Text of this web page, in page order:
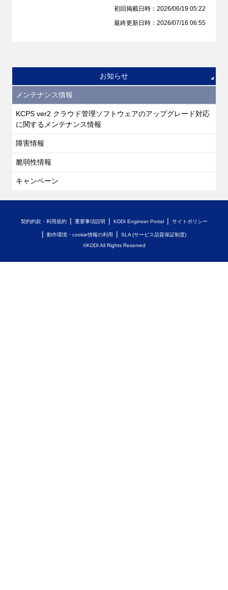
初回掲載日時：2026/06/19 05:22
最終更新日時：2026/07/16 06:55
お知らせ
メンテナンス情報
KCPS ver2 クラウド管理ソフトウェアのアップグレード対応
に関するメンテナンス情報
障害情報
脆弱性情報
キャンペーン
契約約款・利用規約 重要事項説明 KDDI Engineer Portal サイトポリシー
動作環境・cookie情報の利用
SLA (サービス品質保証制度)
©KDDI All Rights Reserved